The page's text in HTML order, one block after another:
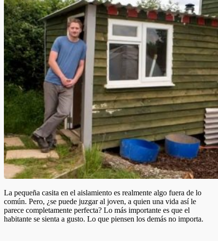
La pequeña casita en el aislamiento es realmente algo fuera de lo
común. Pero, ¿se puede juzgar al joven, a quien una vida así le
parece completamente perfecta? Lo más importante es que el
habitante se sienta a gusto. Lo que piensen los demás no importa.